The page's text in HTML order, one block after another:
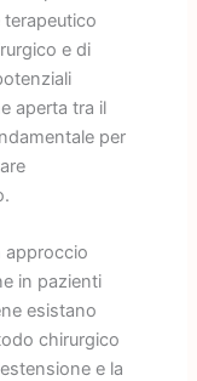
e di
aperta tra il
per
approccio
in pazienti
esistano
chirurgico
e la